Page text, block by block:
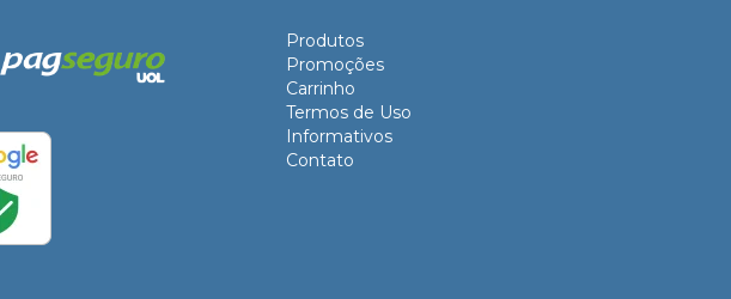
Produtos
Promoções
Carrinho
Termos de Uso
Informativos
Contato